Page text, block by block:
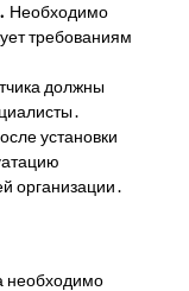
Необходимо
требованиям
должны
установки
организации․
необходимо